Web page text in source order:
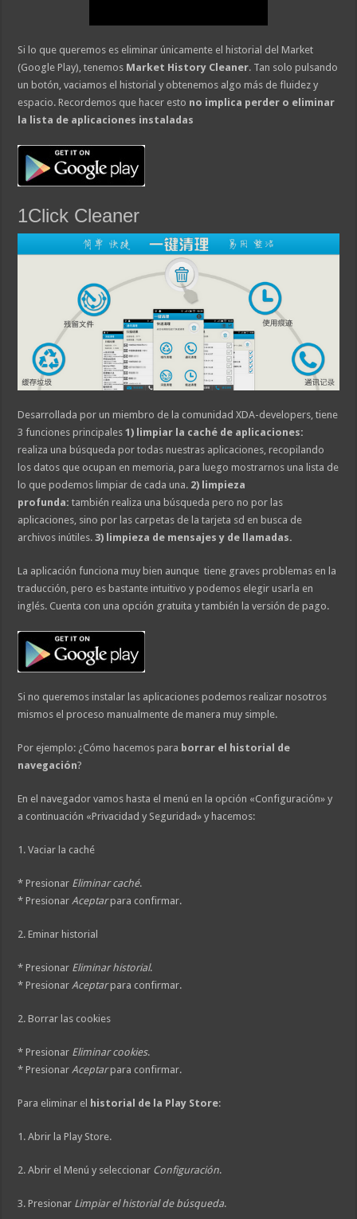
Si lo que queremos es eliminar únicamente el historial del Market
(Google Play), tenemos Market History Cleaner. Tan solo pulsando
un botón, vaciamos el historial y obtenemos algo más de fluidez y
espacio. Recordemos que hacer esto no implica perder o eliminar
la lista de aplicaciones instaladas
1Click Cleaner
Desarrollada por un miembro de la comunidad XDA-developers, tiene
3 funciones principales1) limpiar la caché de aplicaciones:
realiza una búsqueda por todas nuestras aplicaciones, recopilando
los datos que ocupan en memoria, para luego mostrarnos una lista de
lo que podemos limpiar de cada una. 2) limpieza
profunda: también realiza una búsqueda pero no por las
aplicaciones, sino por las carpetas de la tarjeta sd en busca de
archivos inútiles.3) limpieza de mensajes y de llamadas.
La aplicación funciona muy bien aunque tiene graves problemas en la
traducción, pero es bastante intuitivo y podemos elegir usarla en
inglés. Cuenta con una opción gratuita y también la versión de pago.
Si no queremos instalar las aplicaciones podemos realizar nosotros
mismos el proceso manualmente de manera muy simple.
Por ejemplo: ¿Cómo hacemos para borrar el historial de
navegación?
En el navegador vamos hasta el menú en la opción «Configuración» y
a continuación «Privacidad y Seguridad» y hacemos:
1. Vaciar la caché
* Presionar Eliminar caché.
* PresionarAceptarpara confirmar.
2. Eminar historial
* Presionar Eliminar historial.
* PresionarAceptarpara confirmar.
2. Borrar las cookies
* Presionar Eliminar cookies.
* PresionarAceptarpara confirmar.
Para eliminar el historial de la Play Store:
1. Abrir la Play Store.
2. Abrir el Menú y seleccionar Configuración.
3. Presionar Limpiar el historial de búsqueda.